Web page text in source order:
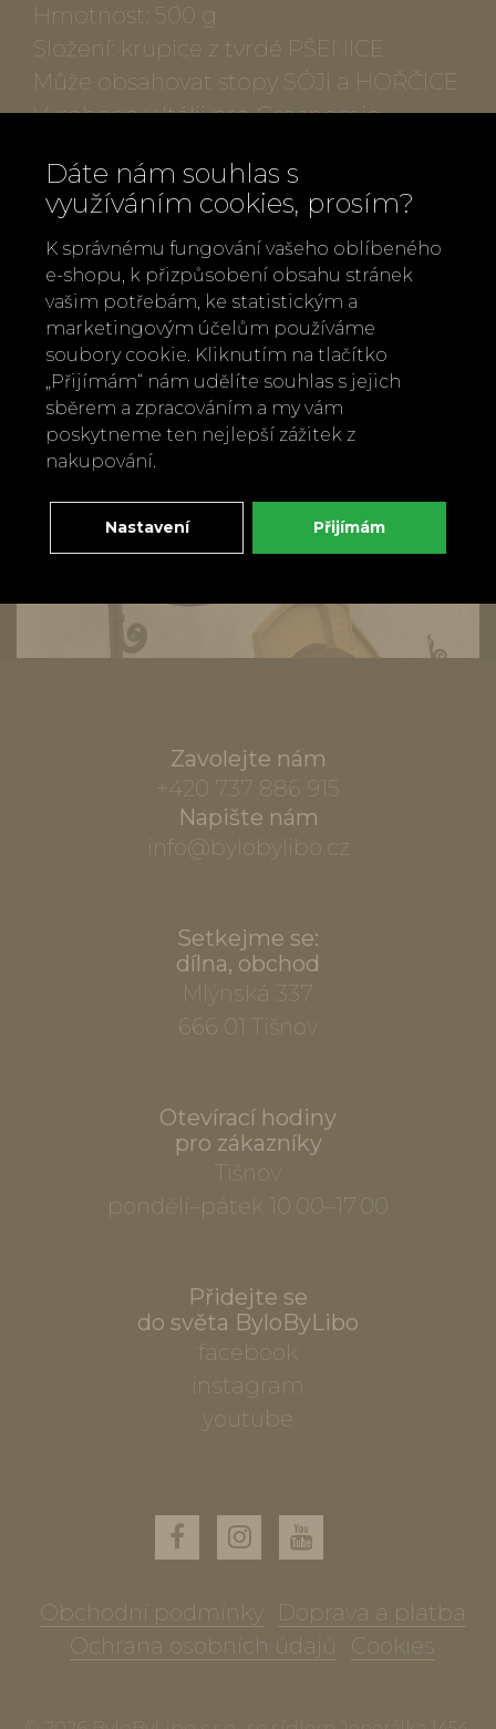
Hmotnost: 500 g
Složení: krupice z tvrdé PŠENICE
Může obsahovat stopy SÓJI a HOŘČICE
Vyrobeno v Itálii pro Greenomic
Zpět Doporučit
Zavolejte nám
+420 737 886 915
Napište nám
info@bylobylibo.cz
Setkejme se:
dílna, obchod
Mlýnská 337
666 01 Tišnov
Otevírací hodiny
pro zákazníky
Tišnov
pondělí–pátek 10.00–17.00
Přidejte se
do světa ByloByLibo
facebook
instagram
youtube
Obchodní podmínky
Doprava a platba
Ochrana osobních údajů
Cookies
Dáte nám souhlas s
využíváním cookies, prosím?
K správnému fungování vašeho oblíbeného
e-shopu, k přizpůsobení obsahu stránek
vašim potřebám, ke statistickým a
marketingovým účelům používáme
soubory cookie. Kliknutím na tlačítko
„Přijímám“ nám udělíte souhlas s jejich
sběrem a zpracováním a my vám
poskytneme ten nejlepší zážitek z
nakupování.
Nastavení Přijímám